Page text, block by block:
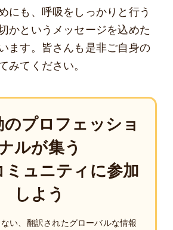
にも、呼吸をしっかりと行う
かというメッセージを込めた
ます。皆さんも是非ご自身の
みてください。
プロフェッショ
ルが集う
ミュニティに参加
しよう
い、翻訳されたグローバルな情報